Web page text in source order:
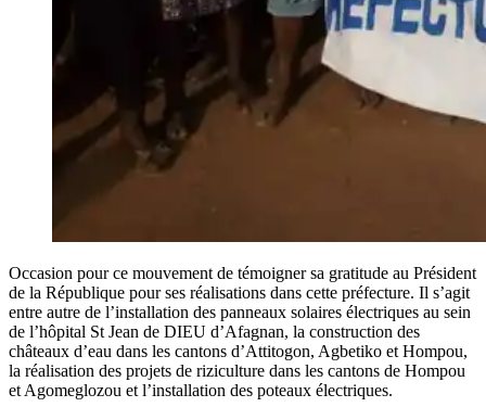
Occasion pour ce mouvement de témoigner sa gratitude au Président
de la République pour ses réalisations dans cette préfecture. Il s’agit
entre autre de l’installation des panneaux solaires électriques au sein
de l’hôpital St Jean de DIEU d’Afagnan, la construction des
châteaux d’eau dans les cantons d’Attitogon, Agbetiko et Hompou,
la réalisation des projets de riziculture dans les cantons de Hompou
et Agomeglozou et l’installation des poteaux électriques.